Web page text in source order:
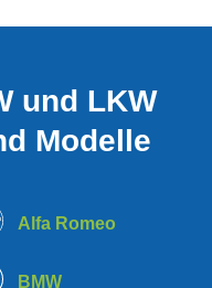
und LKW
Modelle
Alfa Romeo
BMW